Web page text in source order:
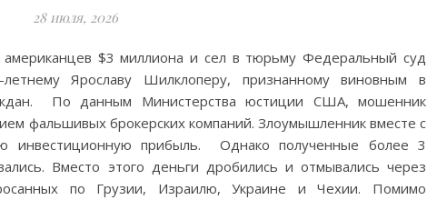
28 июля, 2026
$3 миллиона и сел в тюрьму Федеральный суд
Ярославу Шилклоперу, признанному виновным в
По данным Министерства юстиции США, мошенник
фальшивых брокерских компаний. Злоумышленник вместе с
инвестиционную прибыль. Однако полученные более 3
Вместо этого деньги дробились и отмывались через
по Грузии, Израилю, Украине и Чехии. Помимо